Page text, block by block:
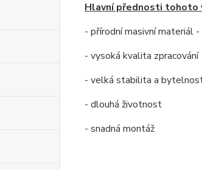
Hlavní přednosti tohoto
- přírodní masivní materiál
- vysoká kvalita zpracování
- velká stabilita a
- dlouhá životnost
- snadná montáž